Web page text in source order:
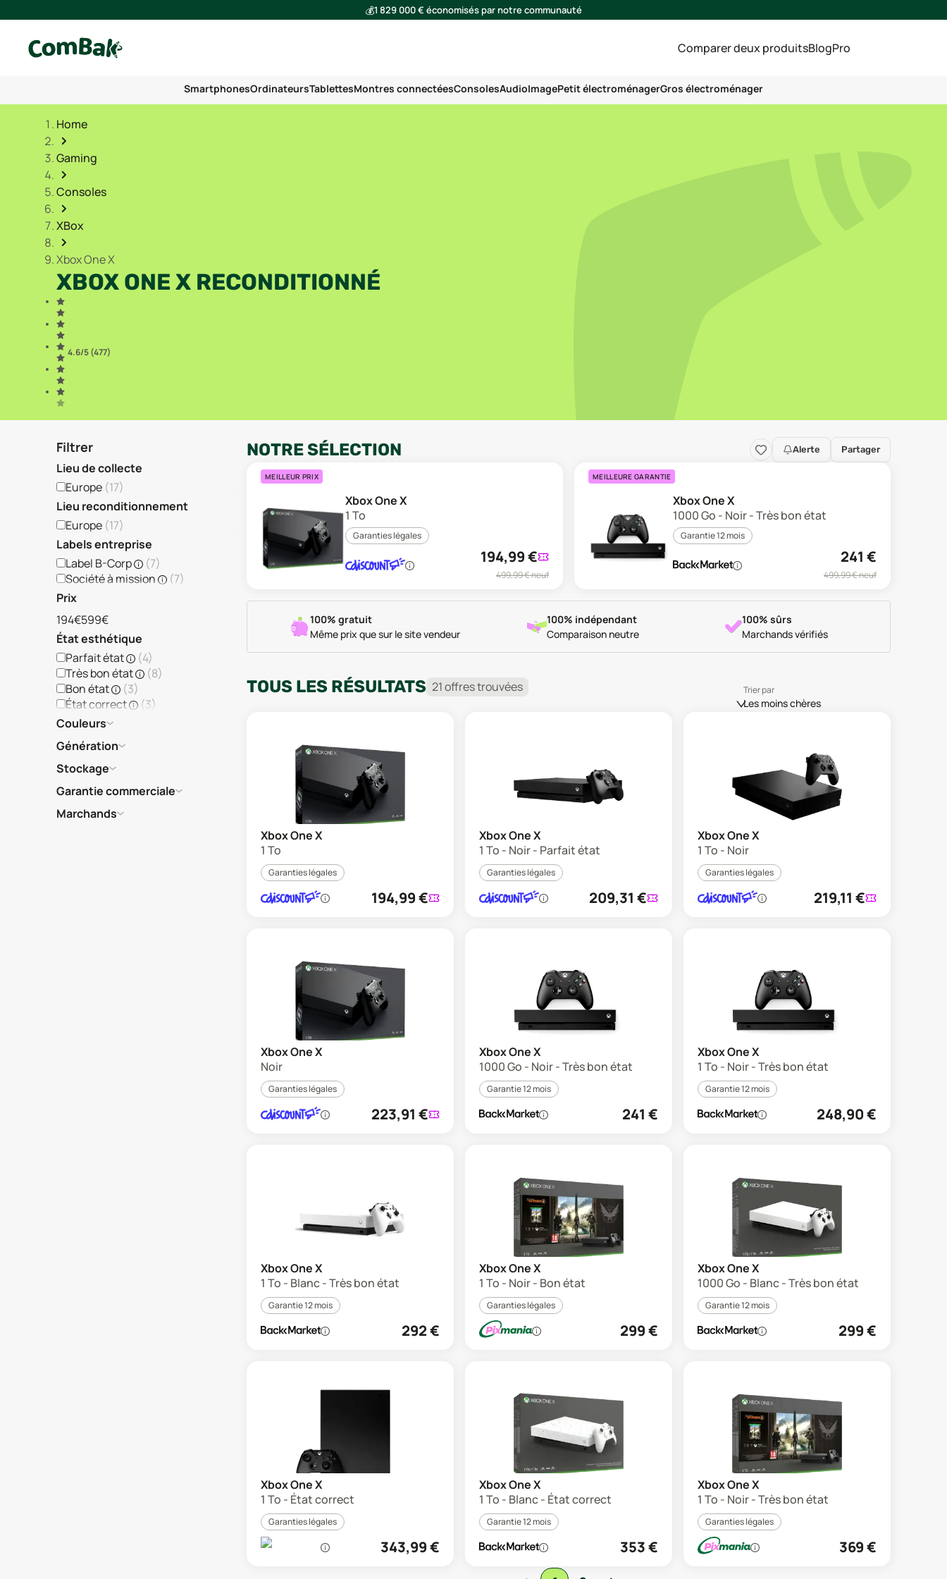
💰1 829 000 € économisés par notre communauté
Comparer deux produitsBlogPro
SmartphonesOrdinateursTablettesMontres connectéesConsolesAudioImagePetit électroménagerGros électroménager
Home
Gaming
Consoles
XBox
Xbox One X
XBOX ONE X RECONDITIONNÉ
4.6/5 (477)
Filtrer
Lieu de collecte
Europe (17)
Lieu reconditionnement
Europe (17)
Labels entreprise
Label B-Corp
(7)
Société à mission
(7)
Prix
194€599€
État esthétique
Parfait état
(4)
Très bon état
(8)
Bon état
(3)
État correct
(3)
Couleurs
Génération
Stockage
Garantie commerciale
Marchands
NOTRE SÉLECTION Alerte Partager
MEILLEUR PRIX
Xbox One X
1 To
Garanties légales
194,99€
499,99€ neuf
MEILLEURE GARANTIE
Xbox One X
1000 Go - Noir - Très bon état
Garantie 12 mois
241 €
499,99€ neuf
100% gratuit
Même prix que sur le site vendeur
100% indépendant
Comparaison neutre
100% sûrs
Marchands vérifiés
TOUS LES RÉSULTATS 21offrestrouvées Trier par
Les moins chères
Xbox One X
1 To
Garanties légales
194,99€
Xbox One X
1 To - Noir - Parfait état
Garanties légales
209,31 €
Xbox One X
1 To - Noir
Garanties légales
219,11 €
Xbox One X
Noir
Garanties légales
223,91 €
Xbox One X
1000 Go - Noir - Très bon état
Garantie 12 mois
241 €
Xbox One X
1 To - Noir - Très bon état
Garantie 12 mois
248,90€
Xbox One X
1 To - Blanc - Très bon état
Garantie 12 mois
292€
Xbox One X
1 To - Noir - Bon état
Garanties légales
299€
Xbox One X
1000 Go - Blanc - Très bon état
Garantie 12 mois
299€
Xbox One X
1 To - État correct
Garanties légales
343,99€
Xbox One X
1 To - Blanc - État correct
Garantie 12 mois
353€
Xbox One X
1 To - Noir - Très bon état
Garanties légales
369€